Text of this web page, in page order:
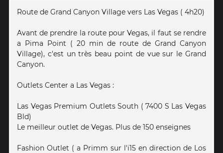
Route de Grand Canyon Village vers Las Vegas ( 4h20)
Avant de prendre la route pour Vegas, il faut se rendre
a Pima Point ( 20 min de route de Grand Canyon
Village), c'est un très beau point de vue sur le Grand
Canyon.
Outlets Center a Las Vegas :
Las Vegas Premium Outlets South ( 7400 S Las Vegas
Bld)
Le meilleur outlet de Vegas. Plus de 150 enseignes
Fashion Outlet ( a Primm sur l'i15 en direction de Los